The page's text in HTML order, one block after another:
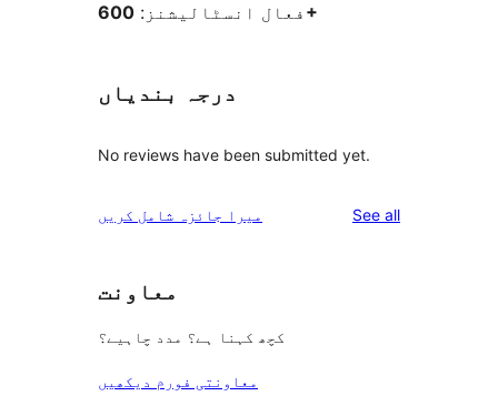
فعال انسٹالیشنز: 600+
درجہ بندیاں
No reviews have been submitted yet.
میرا جائزہ شامل کریں See allreviews
معاونت
کچھ کہنا ہے؟ مدد چاہیے؟
معاونتی فورم دیکھیں